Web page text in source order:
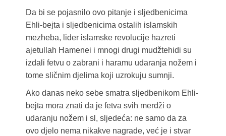
Da bi se pojasnilo ovo pitanje i sljedbenicima
Ehli-bejta i sljedbenicima ostalih islamskih
mezheba, lider islamske revolucije hazreti
ajetullah Hamenei i mnogi drugi mudžtehidi su
izdali fetvu o zabrani i haramu udaranja nožem i
tome sličnim djelima koji uzrokuju sumnji.
Ako danas neko sebe smatra sljedbenikom Ehli-
bejta mora znati da je fetva svih merdži o
udaranju nožem i sl, sljedeća: ne samo da za
ovo djelo nema nikakve nagrade, već je i stvar